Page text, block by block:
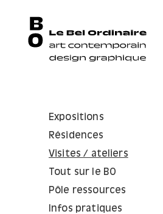
Expositions
Résidences
Visites / ateliers
Tout sur le BO
Pôle ressources
Infos pratiques